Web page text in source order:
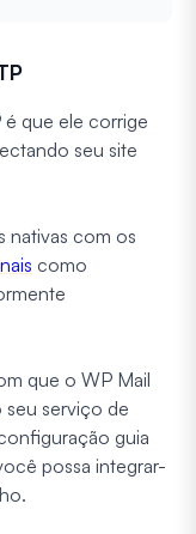
é que ele corrige
seu site
nativas com os
como
que o WP Mail
seu serviço de
guia
possa integrar-